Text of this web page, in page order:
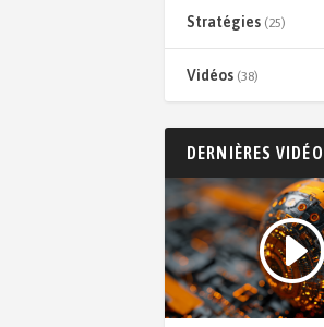
Stratégies(25)
Vidéos(38)
DERNIÈRES